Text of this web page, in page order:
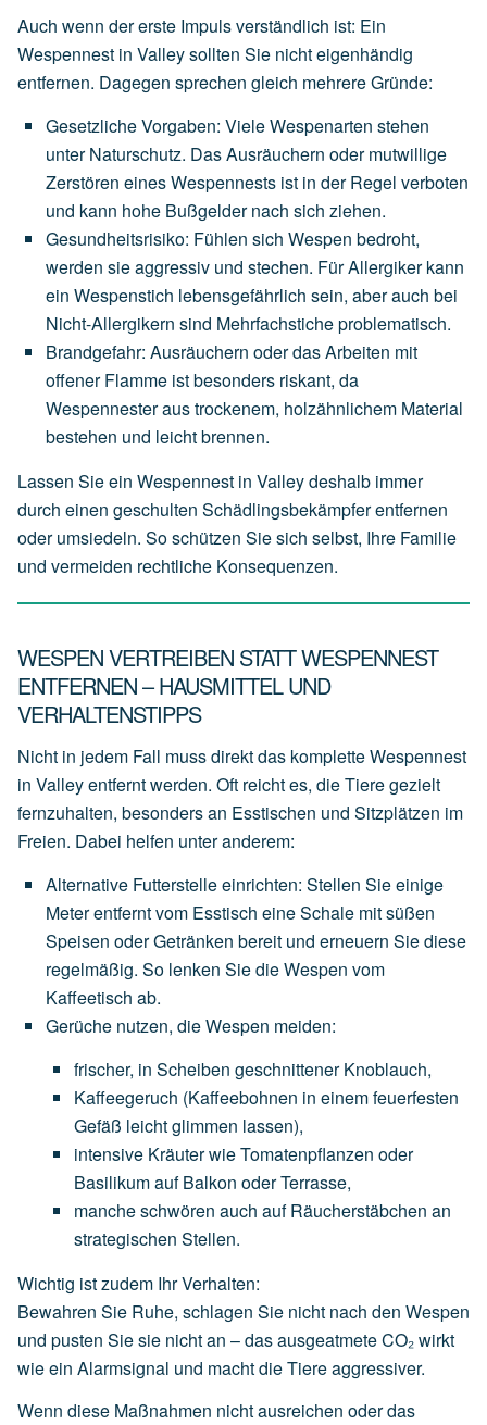
Auch wenn der erste Impuls verständlich ist: Ein
Wespennest in Valley sollten Sie nicht eigenhändig
entfernen. Dagegen sprechen gleich mehrere Gründe:
Gesetzliche Vorgaben: VieleWespenarten stehen
unter Naturschutz. DasAusräuchern oder mutwillige
Zerstören einesWespennests ist in der Regel verboten
und kann hohe Bußgelder nach sich ziehen.
Gesundheitsrisiko: Fühlen sich Wespen bedroht,
werden sieaggressiv und stechen. FürAllergiker kann
ein Wespenstich lebensgefährlich sein, aberauch bei
Nicht-Allergikern sind Mehrfachsticheproblematisch.
Brandgefahr: Ausräuchern oderdasArbeiten mit
offener Flamme istbesonders riskant, da
Wespennesteraustrockenem, holzähnlichem Material
bestehen und leichtbrennen.
Lassen Sie ein Wespennest in Valley deshalb immer
durch einen geschulten Schädlingsbekämpfer entfernen
oder umsiedeln. So schützen Sie sich selbst, Ihre Familie
und vermeiden rechtliche Konsequenzen.
WESPEN VERTREIBEN STATT WESPENNEST
ENTFERNEN – HAUSMITTEL UND
VERHALTENSTIPPS
Nicht in jedem Fall muss direkt das komplette Wespennest
in Valley entfernt werden. Oft reicht es, die Tiere gezielt
fernzuhalten, besonders an Esstischen und Sitzplätzen im
Freien. Dabei helfen unter anderem:
Alternative Futterstelle einrichten: Stellen Sieeinige
Meterentferntvom Esstisch eineSchale mitsüßen
Speisen oderGetränken bereit und erneuern Siediese
regelmäßig. So lenken SiedieWespen vom
Kaffeetisch ab.
Gerüche nutzen, die Wespen meiden:
frischer, in Scheiben geschnittener Knoblauch,
Kaffeegeruch (Kaffeebohnen in einemfeuerfesten
Gefäß leichtglimmen lassen),
intensive KräuterwieTomatenpflanzen oder
Basilikumauf Balkon oderTerrasse,
mancheschwören auch auf Räucherstäbchen an
strategischen Stellen.
Wichtig ist zudem Ihr Verhalten:
Bewahren Sie Ruhe, schlagen Sie nicht nach den Wespen
und pusten Sie sie nicht an – das ausgeatmete CO₂ wirkt
wie ein Alarmsignal und macht die Tiere aggressiver.
Wenn diese Maßnahmen nicht ausreichen oder das